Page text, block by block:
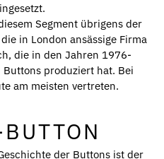
Segment übrigens der
in London ansässige Firma
die in den Jahren 1976-
produziert hat. Bei
am meisten vertreten.
der Buttons ist der